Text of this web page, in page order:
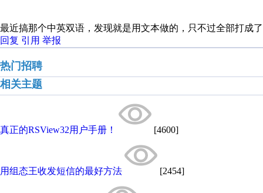
最近搞那个中英双语，发现就是用文本做的，只不过全部打成
回复 引用 举报
热门招聘
相关主题
真正的RSView32用户手册！ [4600]
用组态王收发短信的最好方法 [2454]